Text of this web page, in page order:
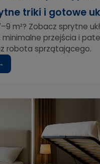
triki i gotowe
m²? Zobacz sprytne
minimalne przejścia i
robota sprzątającego.